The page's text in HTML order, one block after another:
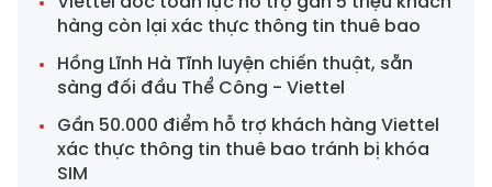
hàng còn lại xác thực thông tin thuê bao
Hồng Lĩnh Hà Tĩnh luyện chiến thuật, sẵn
sàng đối đầu Thể Công - Viettel
Gần 50.000 điểm hỗ trợ khách hàng Viettel
xác thực thông tin thuê bao tránh bị khóa
SIM